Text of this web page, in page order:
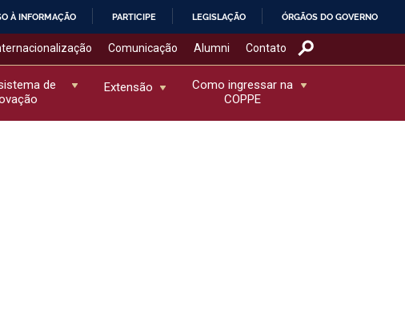
À INFORMAÇÃO PARTICIPE LEGISLAÇÃO ÓRGÃOS DO GOVERNO
Comunicação Alumni Contato
de
Extensão
Como ingressar na
COPPE